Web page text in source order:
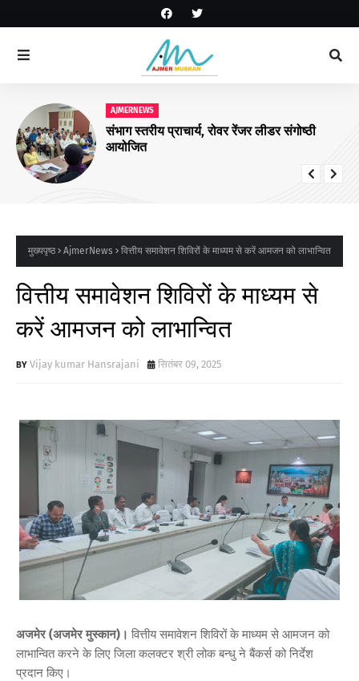
AJMERNEWS
संभाग स्तरीय प्राचार्य, रोवर रेंजर लीडर संगोष्ठी
आयोजित
मुख्यपृष्ठ AjmerNews वित्तीय समावेशन शिविरों के माध्यम से करें आमजन को लाभान्वित
वित्तीय समावेशन शिविरों के माध्यम से
करें आमजन को लाभान्वित
Vijay kumar Hansrajani सितंबर 09, 2025
अजमेर (अजमेर मुस्कान)। वित्तीय समावेशन शिविरों के माध्यम से आमजन को
लाभान्वित करने के लिए जिला कलक्टर श्री लोक बन्धु ने बैंकर्स को निर्देश
प्रदान किए।